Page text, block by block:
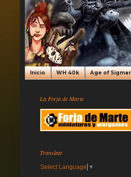
Inicio WH 40k Age of Sigmar
La Forja de Marte
Translate
Select Language ▼